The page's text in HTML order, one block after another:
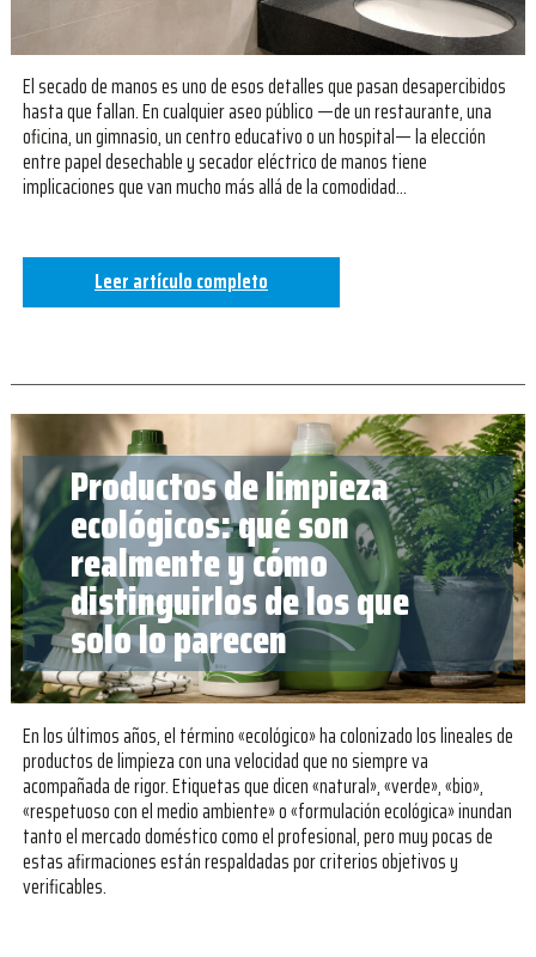
El secado de manos es uno de esos detalles que pasan desapercibidos
hasta que fallan. En cualquier aseo público —de un restaurante, una
oficina, un gimnasio, un centro educativo o un hospital— la elección
entre papel desechable y secador eléctrico de manos tiene
implicaciones que van mucho más allá de la comodidad…
Leer artículo completo
Productos de limpieza
ecológicos: qué son
realmente y cómo
distinguirlos de los que
solo lo parecen
En los últimos años, el término «ecológico» ha colonizado los lineales de
productos de limpieza con una velocidad que no siempre va
acompañada de rigor. Etiquetas que dicen «natural», «verde», «bio»,
«respetuoso con el medio ambiente» o «formulación ecológica» inundan
tanto el mercado doméstico como el profesional, pero muy pocas de
estas afirmaciones están respaldadas por criterios objetivos y
verificables.